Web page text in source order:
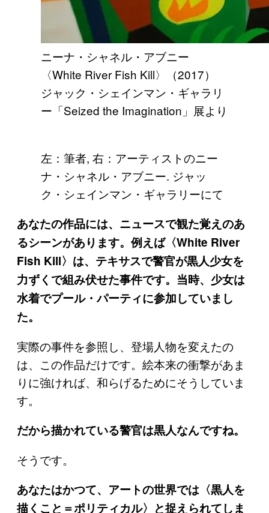
ニーナ・シャネル・アブニー
〈White River Fish Kill〉（2017）
ジャック・シェインマン・ギャラリ
ー「Seized the Imagination」展より
左：筆者, 右：アーティストのニー
ナ・シャネル・アブニー. ジャッ
ク・シェインマン・ギャラリーにて
あなたの作品には、ニュースで観た覚えのあ
るシーンがあります。例えば〈White River
Fish Kill〉は、テキサスで警官が黒人少女を
力ずくで組み伏せた事件です。当時、少女は
水着でプール・パーティに参加していまし
た。
実際の事件を参照し、登場人物を変えたの
は、この作品だけです。絵本来の衝撃があま
りに強ければ、和らげるためにそうしていま
す。
だから描かれている警官は黒人なんですね。
そうです。
あなたはかつて、アートの世界では〈黒人を
描くこと＝ポリティカル〉と捉えられてしま